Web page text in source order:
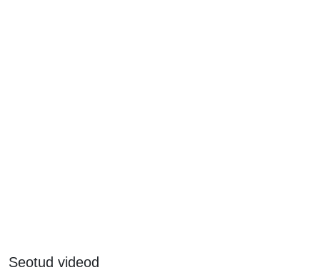
Seotud videod